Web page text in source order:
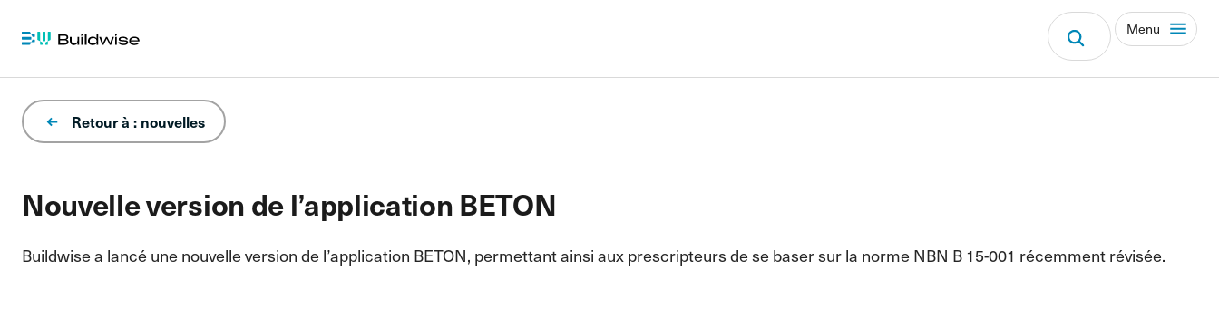
Menu
Nouvelle version de l’application BETON
Retour à : nouvelles
Buildwise a lancé une nouvelle version de l’application BETON, permettant ainsi aux prescripteurs de se baser sur la norme NBN B 15-001 récemment révisée.